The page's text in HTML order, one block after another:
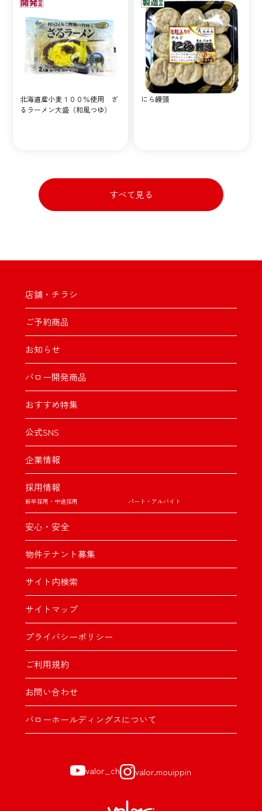
北海道産小麦１００％使用 ざ
るラーメン大盛（和風つゆ）
にら饅頭
すべて見る
店舗・チラシ
ご予約商品
お知らせ
バロー開発商品
おすすめ特集
公式SNS
企業情報
採用情報
新卒採用・中途採用 パート・アルバイト
安心・安全
物件テナント募集
サイト内検索
サイトマップ
プライバシーポリシー
ご利用規約
お問い合わせ
バローホールディングスについて
valor_ch valor.mouippin